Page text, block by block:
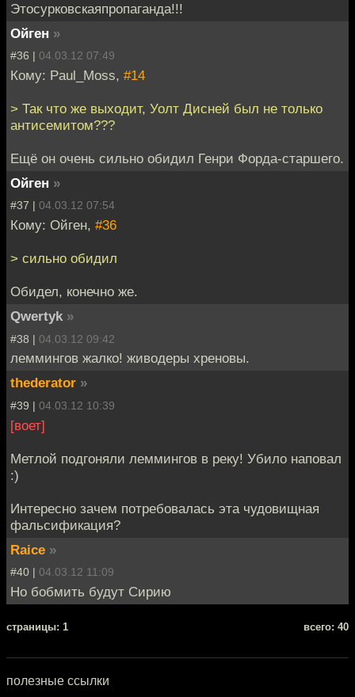
Этосурковскаяпропаганда!!!
Ойген »
#36 | 04.03.12 07:49
Кому: Paul_Moss, #14
> Так что же выходит, Уолт Дисней был не только
антисемитом???
Ещё он очень сильно обидил Генри Форда-старшего.
Ойген »
#37 | 04.03.12 07:54
Кому: Ойген, #36
> сильно обидил
Обидел, конечно же.
Qwertyk »
#38 | 04.03.12 09:42
леммингов жалко! живодеры хреновы.
thederator »
#39 | 04.03.12 10:39
[воет]
Метлой подгоняли леммингов в реку! Убило наповал
:)
Интересно зачем потребовалась эта чудовищная
фальсификация?
Raice »
#40 | 04.03.12 11:09
Но бобмить будут Сирию
cтраницы: 1 всего: 40
полезные ссылки